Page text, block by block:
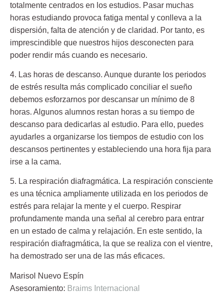
totalmente centrados en los estudios. Pasar muchas
horas estudiando provoca fatiga mental y conlleva a la
dispersión, falta de atención y de claridad. Por tanto, es
imprescindible que nuestros hijos desconecten para
poder rendir más cuando es necesario.
4. Las horas de descanso. Aunque durante los periodos
de estrés resulta más complicado conciliar el sueño
debemos esforzarnos por descansar un mínimo de 8
horas. Algunos alumnos restan horas a su tiempo de
descanso para dedicarlas al estudio. Para ello, puedes
ayudarles a organizarse los tiempos de estudio con los
descansos pertinentes y estableciendo una hora fija para
irse a la cama.
5. La respiración diafragmática. La respiración consciente
es una técnica ampliamente utilizada en los periodos de
estrés para relajar la mente y el cuerpo. Respirar
profundamente manda una señal al cerebro para entrar
en un estado de calma y relajación. En este sentido, la
respiración diafragmática, la que se realiza con el vientre,
ha demostrado ser una de las más eficaces.
Marisol Nuevo Espín
Asesoramiento: Braims Internacional